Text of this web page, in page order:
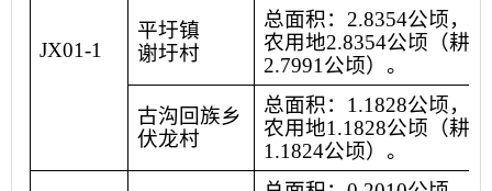
JX01-1
平圩镇
谢圩村
总面积： 2.8354公顷，
农用地2.8354公顷（耕地
2.7991 公顷）。
古沟回族乡
伏龙村
总面积： 1.1828公顷，
农用地1.1828公顷（耕地
1.1824公顷）。